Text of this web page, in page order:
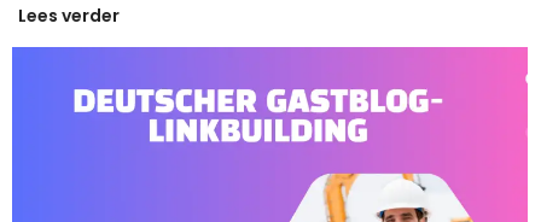
Lees verder